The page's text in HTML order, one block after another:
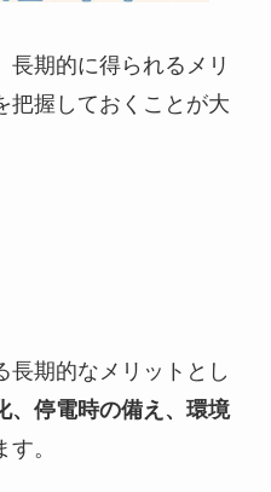
長期的に得られるメリ
把握しておくことが大
長期的なメリットとし
、停電時の備え、環境
。